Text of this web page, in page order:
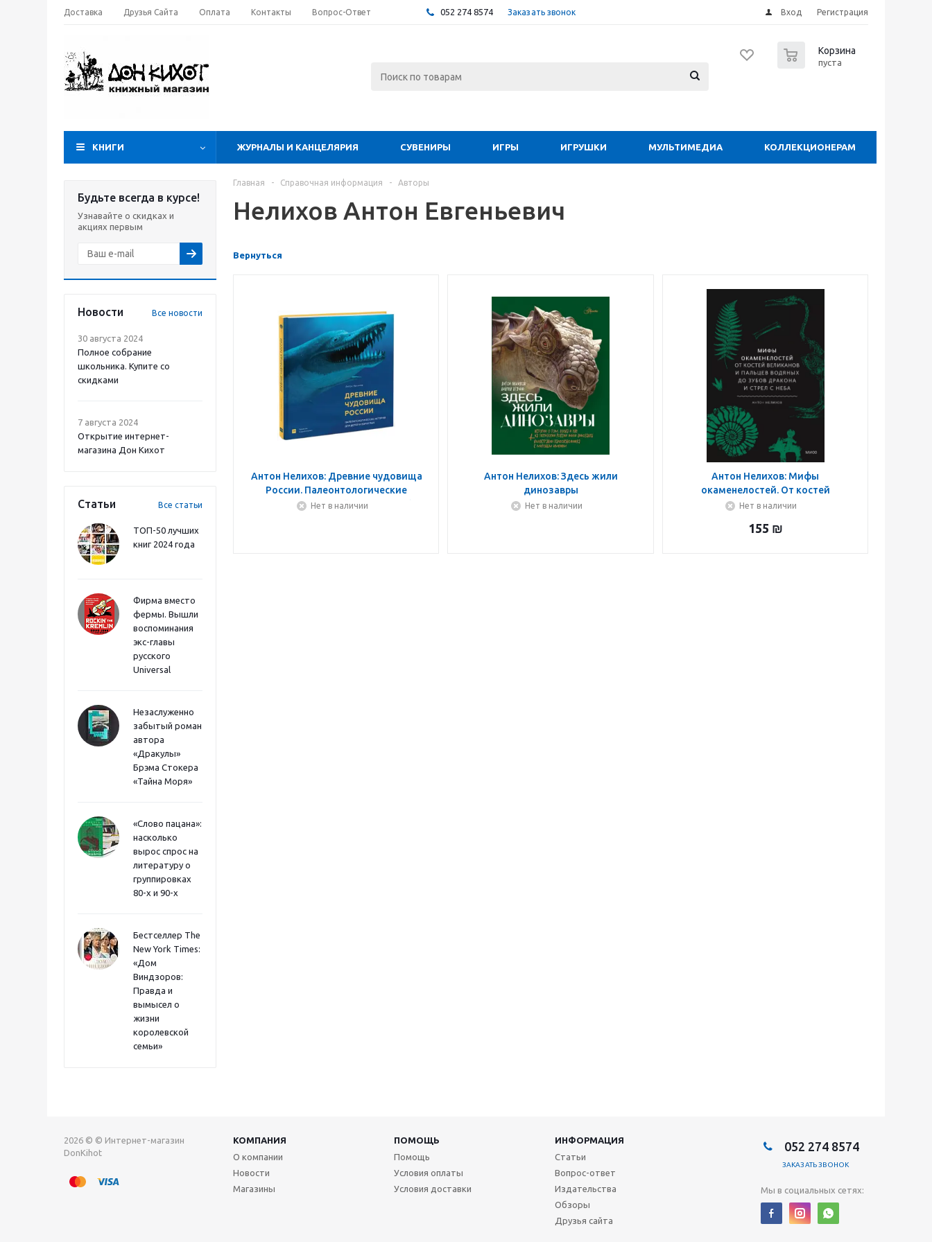
Доставка Друзья Сайта Оплата Контакты Вопрос-Ответ 052 274 8574 Заказать звонок Вход Регистрация
Корзина
пуста
КНИГИ ЖУРНАЛЫ И КАНЦЕЛЯРИЯ СУВЕНИРЫ ИГРЫ ИГРУШКИ МУЛЬТИМЕДИА КОЛЛЕКЦИОНЕРАМ
Будьте всегда в курсе!
Узнавайте о скидках и
акциях первым
Новости Все новости
30 августа 2024
Полное собрание
школьника. Купите со
скидками
7 августа 2024
Открытие интернет-
магазина Дон Кихот
Статьи Все статьи
ТОП-50 лучших
книг 2024 года
Фирма вместо
фермы. Вышли
воспоминания
экс-главы
русского
Universal
Незаслуженно
забытый роман
автора
«Дракулы»
Брэма Стокера
«Тайна Моря»
«Слово пацана»:
насколько
вырос спрос на
литературу о
группировках
80-х и 90-х
Бестселлер The
New York Times:
«Дом
Виндзоров:
Правда и
вымысел о
жизни
королевской
семьи»
Главная - Справочная информация - Авторы
Нелихов Антон Евгеньевич
Вернуться
Антон Нелихов: Древние чудовища
России. Палеонтологические
истории для детей и взрослых (с
Нет в наличии
Антон Нелихов: Здесь жили
динозавры
Нет в наличии
Антон Нелихов: Мифы
окаменелостей. От костей
великанов и пальцев водяных до
Нет в наличии
155 ₪
2026 © © Интернет-магазин
DonKihot
КОМПАНИЯ ПОМОЩЬ
ИНФОРМАЦИЯ
О компании
Новости
Магазины
Помощь
Условия оплаты
Условия доставки
Статьи
Вопрос-ответ
Издательства
Обзоры
Друзья сайта
052 274 8574
ЗАКАЗАТЬ ЗВОНОК
Мы в социальных сетях: